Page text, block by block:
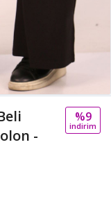
-
%9
i̇ndi̇ri̇m